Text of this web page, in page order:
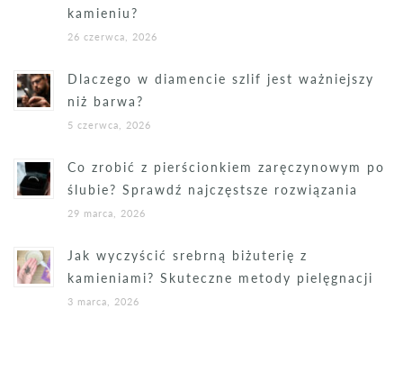
kamieniu?
26 czerwca, 2026
Dlaczego w diamencie szlif jest ważniejszy
niż barwa?
5 czerwca, 2026
Co zrobić z pierścionkiem zaręczynowym po
ślubie? Sprawdź najczęstsze rozwiązania
29 marca, 2026
Jak wyczyścić srebrną biżuterię z
kamieniami? Skuteczne metody pielęgnacji
3 marca, 2026